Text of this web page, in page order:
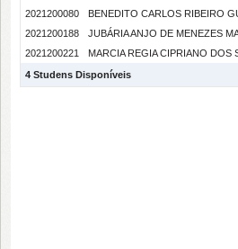
2021200080
BENEDITO CARLOS RIBEIRO
2021200188
JUBÁRIA ANJO DE MENEZES
2021200221
MARCIA REGIA CIPRIANO DOS
4 Studens Disponíveis